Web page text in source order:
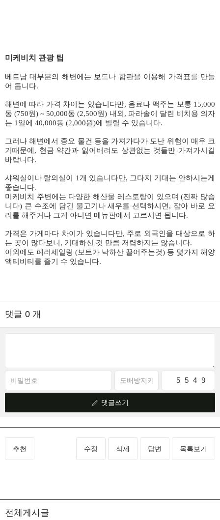
미케비치 관광 팁
베트남 대부분의 해변에는 보드나 합판을 이용해 가격표를 만들
어 둡니다.
해변에 따라 가격 차이는 있습니다만, 음료나 맥주는 보통 15,000
동 (750원) ~ 50,000동 (2,500원) 내외, 파라솔이 달린 비치용 의자
는 1일에 40,000동 (2,000원)에 빌릴 수 있습니다.
그러나 해변에서 중요 물건 등을 가져가다가 도난 위험이 매우 크
기때문에, 현금 약간과 잃어버려도 상관없는 것들만 가져가시길
바랍니다.
샤워실이나 탈의실이 1개 있습니다만, 그다지 기대는 안하시는게
좋습니다.
미케비치 주변에는 다양한 해산물 레스토랑이 있으며 (진짜 많습
니다) 큰 수조에 담긴 물고기나 새우를 선택하시면, 잡아 바로 요
리를 해주거나 그게 아니면 메뉴판에서 고르시면 됩니다.
가격은 가게마다 차이가 있습니다만, 주로 외국인을 대상으로 하
는 곳이 많다보니, 기대하신 것 만큼 저렴하지는 않습니다.
이외에도 페러세일링 (보트가 낙하산 끌어주는것) 등 몇가지 해양
액티비티를 즐기 수 있습니다.
댓글 0 개
5 5 4 9
댓글쓰기
추천 수정 삭제 답변 목록보기
전체게시글